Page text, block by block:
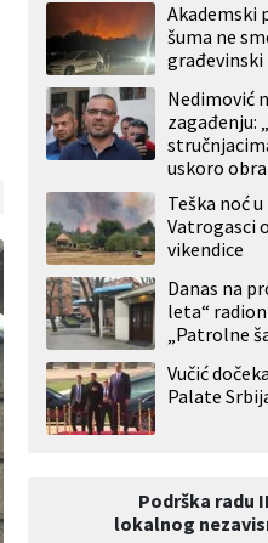
Akademski
šuma ne
građevinski
Nedimović
zagađenju:
uskoro
Teška noć
Vatrogasci
vikendice
Danas na
leta“
„Patrolne
Vučić
Palate
Podrška radu
lokalnog